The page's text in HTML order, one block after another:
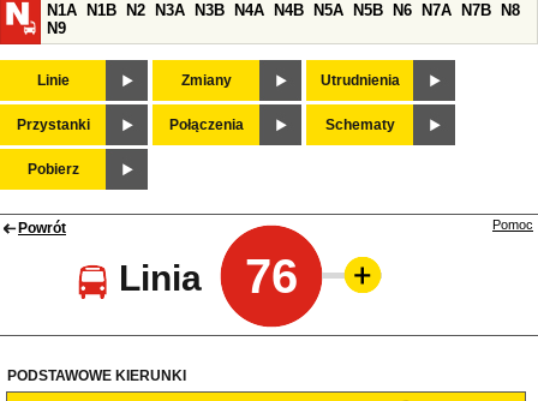
N1A
N1B N2 N3A N3B N4A N4B N5A N5B N6 N7A N7B
N8
N9
Linie Zmiany Utrudnienia
Przystanki Połączenia Schematy
Pobierz
Powrót
Linia 76
Pomoc
PODSTAWOWE KIERUNKI